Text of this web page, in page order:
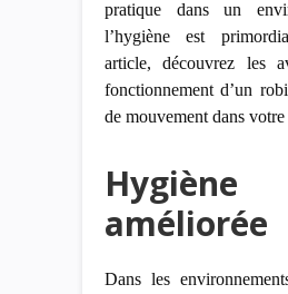
pratique dans un
l’hygiène est
article, découvrez les
fonctionnement d’un
de mouvement dans
Hygiène
améliorée
Dans les